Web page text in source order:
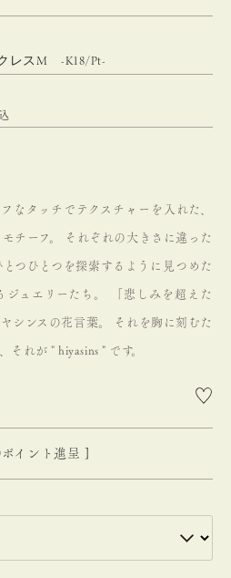
レスM -K18/Pt-
なタッチでテクスチャーを入れた、
チーフ。 それぞれの大きさに違った
つひとつを探索するように見つめた
ュエリーたち。 「悲しみを超えた
シンスの花言葉。 それを胸に刻むた
それが " hiyasins " です。
ポイント進呈 ]